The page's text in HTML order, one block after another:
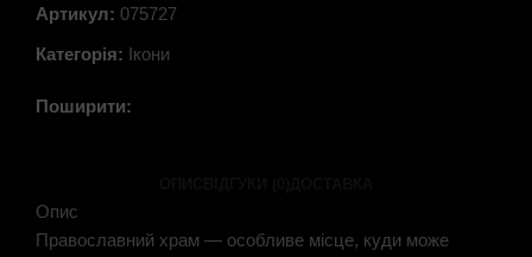
Артикул: 075727
Категорія: Ікони
Поширити:
Опис
Православний храм — особливе місце, куди може